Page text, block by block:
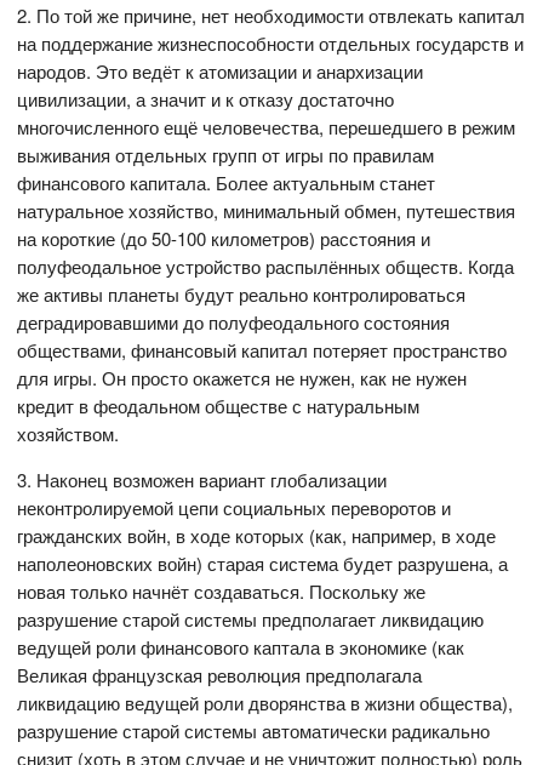
2. По той же причине, нет необходимости отвлекать капитал
на поддержание жизнеспособности отдельных государств и
народов. Это ведёт к атомизации и анархизации
цивилизации, а значит и к отказу достаточно
многочисленного ещё человечества, перешедшего в режим
выживания отдельных групп от игры по правилам
финансового капитала. Более актуальным станет
натуральное хозяйство, минимальный обмен, путешествия
на короткие (до 50-100 километров) расстояния и
полуфеодальное устройство распылённых обществ. Когда
же активы планеты будут реально контролироваться
деградировавшими до полуфеодального состояния
обществами, финансовый капитал потеряет пространство
для игры. Он просто окажется не нужен, как не нужен
кредит в феодальном обществе с натуральным
хозяйством.
3. Наконец возможен вариант глобализации
неконтролируемой цепи социальных переворотов и
гражданских войн, в ходе которых (как, например, в ходе
наполеоновских войн) старая система будет разрушена, а
новая только начнёт создаваться. Поскольку же
разрушение старой системы предполагает ликвидацию
ведущей роли финансового каптала в экономике (как
Великая французская революция предполагала
ликвидацию ведущей роли дворянства в жизни общества),
разрушение старой системы автоматически радикально
снизит (хоть в этом случае и не уничтожит полностью) роль